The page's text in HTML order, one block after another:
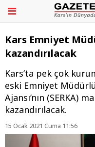
Kars Emniyet
kazandırılacak
Kars’ta pek çok
eski Emniyet
Ajansı’nın (SERKA)
kazandırılacak.
15 Ocak 2021 Cuma 11:56